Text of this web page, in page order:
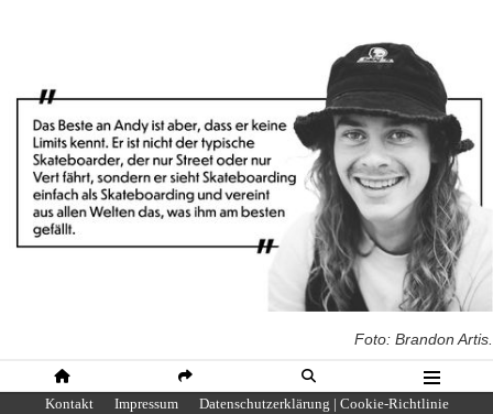
HOME SHARE SUCHE MENÜ
Foto: Brandon Artis.
Kontakt Impressum Datenschutzerklärung | Cookie-Richtlinie